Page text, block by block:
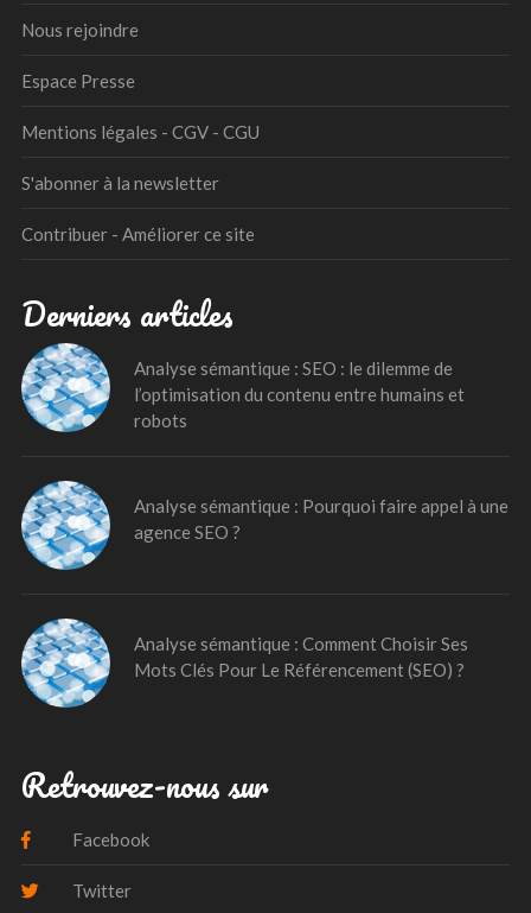
Nous rejoindre
Espace Presse
Mentions légales - CGV - CGU
S'abonner à la newsletter
Contribuer - Améliorer ce site
Derniers articles
Analyse sémantique : SEO : le dilemme de
l’optimisation du contenu entre humains et
robots
Analyse sémantique : Pourquoi faire appel à une
agence SEO ?
Analyse sémantique : Comment Choisir Ses
Mots Clés Pour Le Référencement (SEO) ?
Retrouvez-nous sur
Facebook
Twitter